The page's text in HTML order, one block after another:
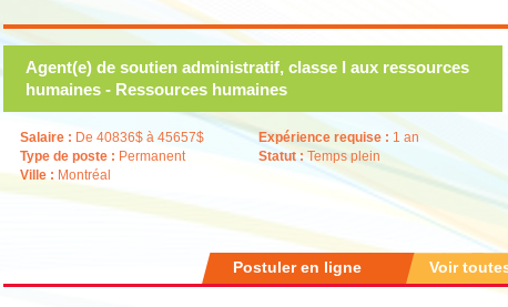
Agent(e) de soutien administratif, classe I aux ressources
humaines - Ressources humaines
Salaire : De 40836$ à 45657$
Type de poste : Permanent
Ville : Montréal
Expérience requise : 1 an
Statut :Temps plein
Voir
Postuler en ligne